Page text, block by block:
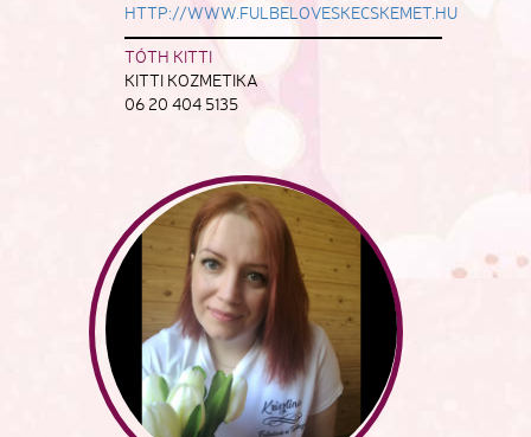
HTTP://WWW.FULBELOVESKECSKEMET.HU
TÓTH KITTI
KITTI KOZMETIKA
06 20 404 5135